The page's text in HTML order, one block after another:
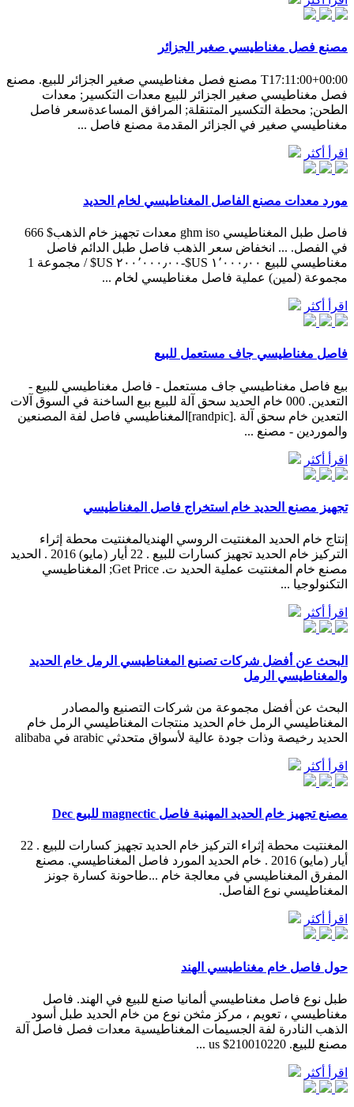
مصنع فصل مغناطيسي صغير الجزائر
T17:11:00+00:00 مصنع فصل مغناطيسي صغير الجزائر للبيع. مصنع
فصل مغناطيسي صغير الجزائر للبيع معدات التكسير; معدات
الطحن; محطة التكسير المتنقلة; المرافق المساعدةسعر فاصل
مغناطيسي صغير في الجزائر المقدمة مصنع فاصل ...
اقرأ أكثر
مورد معدات مصنع الفاصل المغناطيسي لخام الحديد
فاصل طبل المغناطيسي ghm iso معدات تجهيز خام الذهب$ 666
في الفصل. ... انخفاض سعر الذهب فاصل طبل الدائم فاصل
مغناطيسي للبيع ١٬٠٠٠٫٠٠ US$-٢٠٠٬٠٠٠٫٠٠ US$ / مجموعة 1
مجموعة (لمين) عملية فاصل مغناطيسي لخام ...
اقرأ أكثر
فاصل مغناطيسي جاف مستعمل للبيع
بيع فاصل مغناطيسي جاف مستعمل - فاصل مغناطيسي للبيع -
التعدين. 000 خام الحديد سحق آلة للبيع بيع الساخنة في السوق آلات
التعدين خام سحق آلة .[randpic]المغناطيسي فاصل لفة المصنعين
والموردين - مصنع ...
اقرأ أكثر
تجهيز مصنع الحديد خام استخراج فاصل المغناطيسي
إنتاج خام الحديد المغنتيت الروسي الهنديالمغنتيت محطة إثراء
التركيز خام الحديد تجهيز كسارات للبيع . 22 أيار (مايو) 2016 . الحديد
مصنع خام المغنتيت عملية الحديد ت. Get Price; المغناطيسي
التكنولوجيا ...
اقرأ أكثر
البحث عن أفضل شركات تصنيع المغناطيسي الرمل خام الحديد
والمغناطيسي الرمل
البحث عن أفضل مجموعة من شركات التصنيع والمصادر
المغناطيسي الرمل خام الحديد منتجات المغناطيسي الرمل خام
الحديد رخيصة وذات جودة عالية لأسواق متحدثي arabic في alibaba
اقرأ أكثر
مصنع تجهيز خام الحديد المهنية فاصل magnectic للبيع Dec
المغنتيت محطة إثراء التركيز خام الحديد تجهيز كسارات للبيع . 22
أيار (مايو) 2016 . خام الحديد المورد فاصل المغناطيسي. مصنع
المفرق المغناطيسي في معالجة خام ...طاحونة كسارة جونز
المغناطيسي نوع الفاصل.
اقرأ أكثر
حول فاصل خام مغناطيسي الهند
طبل نوع فاصل مغناطيسي ألمانيا صنع للبيع في الهند. فاصل
مغناطيسي ، تعويم ، مركز مثخن نوع من خام الحديد طبل أسود
الذهب النادرة لفة الجسيمات المغناطيسية معدات فصل فاصل آلة
مصنع للبيع. us $210010220 ...
اقرأ أكثر